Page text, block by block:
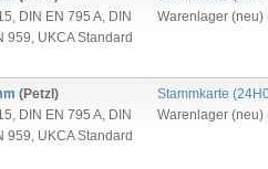
, DIN EN 795 A, DIN
959, UKCA Standard
Warenlager (neu)
(Petzl)
, DIN EN 795 A, DIN
959, UKCA Standard
Stammkarte (
Warenlager (neu)